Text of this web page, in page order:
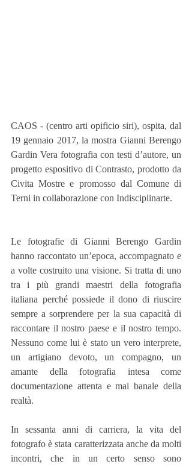
CAOS - (centro arti opificio siri), ospita, dal
19 gennaio 2017, la mostra Gianni Berengo
Gardin Vera fotografia con testi d’autore, un
progetto espositivo di Contrasto, prodotto da
Civita Mostre e promosso dal Comune di
Terni in collaborazione con Indisciplinarte.
Le fotografie di Gianni Berengo Gardin
hanno raccontato un’epoca, accompagnato e
a volte costruito una visione. Si tratta di uno
tra i più grandi maestri della fotografia
italiana perché possiede il dono di riuscire
sempre a sorprendere per la sua capacità di
raccontare il nostro paese e il nostro tempo.
Nessuno come lui è stato un vero interprete,
un artigiano devoto, un compagno, un
amante della fotografia intesa come
documentazione attenta e mai banale della
realtà.
In sessanta anni di carriera, la vita del
fotografo è stata caratterizzata anche da molti
incontri, che in un certo senso sono